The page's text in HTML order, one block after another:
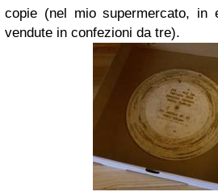
copie (nel mio supermercato, in
vendute in confezioni da tre).